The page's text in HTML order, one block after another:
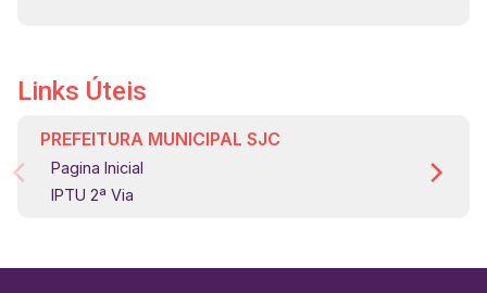
Links Úteis
PREFEITURA MUNICIPAL SJC
Pagina Inicial
IPTU 2ª Via